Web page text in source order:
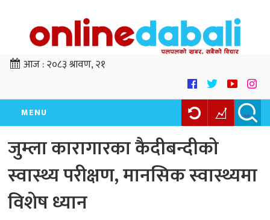
आज :२०८३ श्रावण, २१
MENU
जुम्ला कारागारका कैदीबन्दीको
स्वास्थ्य परीक्षण, मानसिक स्वास्थ्यमा
विशेष ध्यान